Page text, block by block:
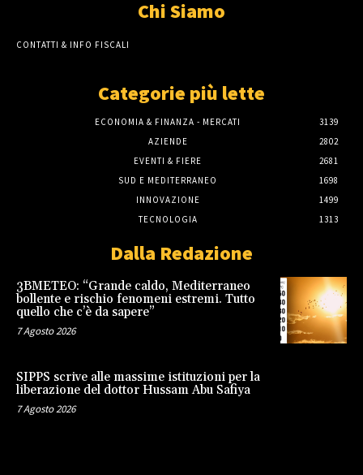
Chi Siamo
CONTATTI & INFO FISCALI
Categorie più lette
ECONOMIA & FINANZA - MERCATI
3139
AZIENDE
2802
EVENTI & FIERE
2681
SUD E MEDITERRANEO
1698
INNOVAZIONE
1499
TECNOLOGIA
1313
Dalla Redazione
3BMETEO: “Grande caldo, Mediterraneo
bollente e rischio fenomeni estremi. Tutto
quello che c’è da sapere”
7 Agosto 2026
SIPPS scrive alle massime istituzioni per la
liberazione del dottor Hussam Abu Safiya
7 Agosto 2026